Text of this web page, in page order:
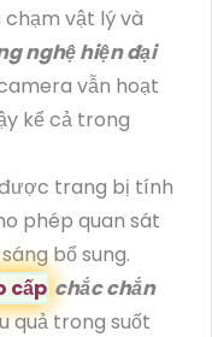
vật lý và
nghệ hiện đại
vẫn hoạt
kể cả trong
trang bị tính
phép quan sát
bổ sung.
cấp chắc chắn
quả trong suốt